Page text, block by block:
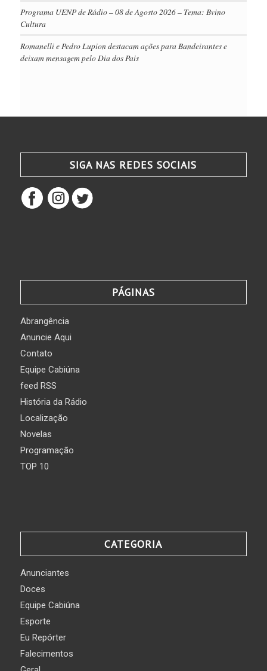
Programa UENP de Rádio – 08 de Agosto 2026 – Tema: Bvino
Cultura
Romanelli e Pedro Lupion destacam ações para Bandeirantes e
deixam mensagem pelo Dia dos Pais
SIGA NAS REDES SOCIAIS
PÁGINAS
Abrangência
Anuncie Aqui
Contato
Equipe Cabiúna
feed RSS
História da Rádio
Localização
Novelas
Programação
TOP 10
CATEGORIA
Anunciantes
Doces
Equipe Cabiúna
Esporte
Eu Repórter
Falecimentos